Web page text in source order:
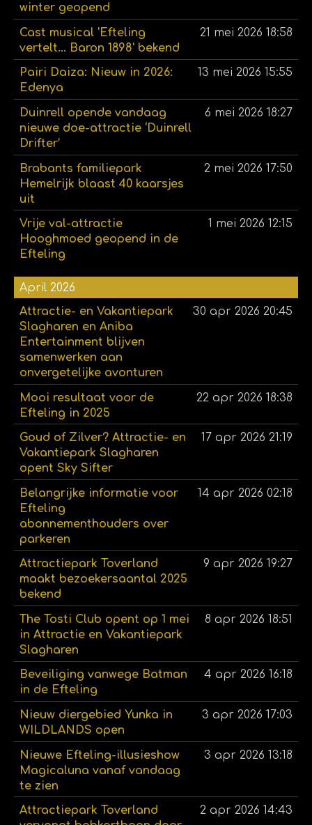
winter geopend
Cast musical 'Efteling
vertelt... Baron 1898' bekend
21 mei 2026 18:58
Pairi Daiza: Nieuw in 2026:
Edenya
13 mei 2026 15:55
Duinrell opende vandaag
nieuwe doe-attractie ‘Duinrell
Drifter’
6 mei 2026 18:27
Brabants familiepark
Hemelrijk blaast 40 kaarsjes
uit
2 mei 2026 17:50
Vrije val-attractie
Hooghmoed geopend in de
Efteling
1 mei 2026 12:15
April 2026
Attractie- en Vakantiepark
Slagharen en Aniba
Entertainment blijven
samenwerken aan
onvergetelijke avonturen
30 apr 2026 20:45
Mooi resultaat voor de
Efteling in 2025
22 apr 2026 18:38
Goud of Zilver? Attractie- en
Vakantiepark Slagharen
opent Sky Sifter
17 apr 2026 21:19
Belangrijke informatie voor
Efteling
abonnementhouders over
parkeren
14 apr 2026 02:18
Attractiepark Toverland
maakt bezoekersaantal 2025
bekend
9 apr 2026 19:27
The Tosti Club opent op 1 mei
in Attractie en Vakantiepark
Slagharen
8 apr 2026 18:51
Beveiliging vanwege Batman
in de Efteling
4 apr 2026 16:18
Nieuw diergebied Yunka in
WILDLANDS open
3 apr 2026 17:03
Nieuwe Efteling-illusieshow
Magicaluna vanaf vandaag
te zien
3 apr 2026 13:18
Attractiepark Toverland
2 apr 2026 14:43